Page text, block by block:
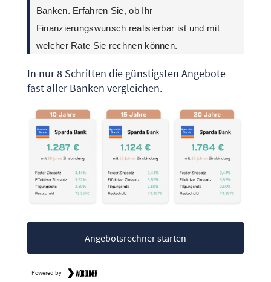
Banken. Erfahren Sie, ob Ihr
Finanzierungswunsch realisierbar ist und mit
welcher Rate Sie rechnen können.
In nur 8 Schritten die günstigsten Angebote
fast aller Banken vergleichen.
Angebotsrechner starten
Powered by